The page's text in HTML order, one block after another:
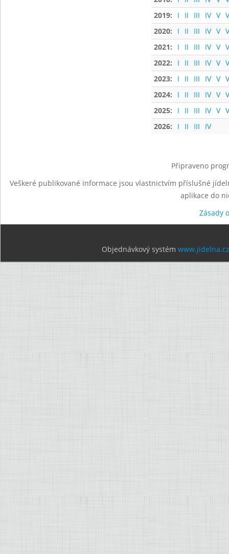
2019:
I II III IV V
2020:
I II III IV V
2021:
I II III IV V
2022:
I II III IV V
2023:
I II III IV V
2024:
I II III IV V
2025:
I II III IV V
2026:
I II III IV
Připraveno
Veškeré publikované informace jsou vlastnictvím příslušné
aplikace do
Zásady
Objednávkový systém www.jidelna.cz